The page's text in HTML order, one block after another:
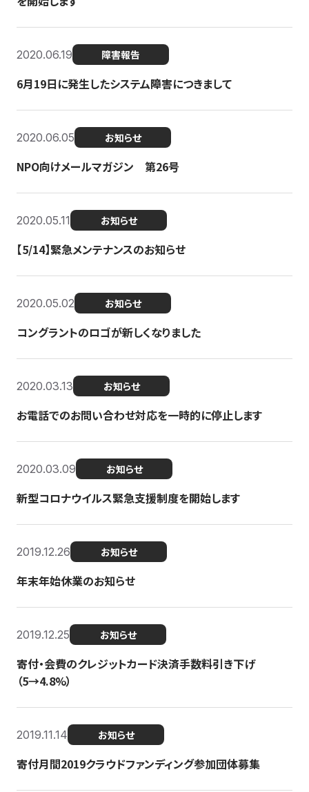
2020.06.19 障害報告
6月19日に発生したシステム障害につきまして
2020.06.05 お知らせ
NPO向けメールマガジン 第26号
2020.05.11 お知らせ
【5/14】緊急メンテナンスのお知らせ
2020.05.02 お知らせ
コングラントのロゴが新しくなりました
2020.03.13 お知らせ
お電話でのお問い合わせ対応を一時的に停止します
2020.03.09 お知らせ
新型コロナウイルス緊急支援制度を開始します
2019.12.26 お知らせ
年末年始休業のお知らせ
2019.12.25 お知らせ
寄付・会費のクレジットカード決済手数料引き下げ
（5→4.8%）
2019.11.14 お知らせ
寄付月間2019クラウドファンディング参加団体募集